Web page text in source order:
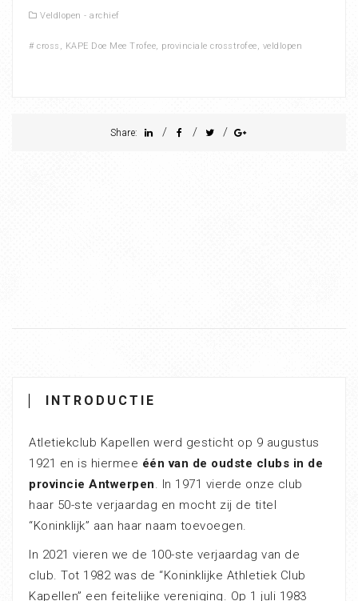
Veldlopen - archief
# cross , KAPE Doe Mee Trofee, provinciale crosstrofee, veldlopen
Share: / / /
INTRODUCTIE
Atletiekclub Kapellen werd gesticht op 9 augustus
1921 en is hiermee één van de oudste clubs in de
provincie Antwerpen. In 1971 vierde onze club
haar 50-ste verjaardag en mocht zij de titel
“Koninklijk” aan haar naam toevoegen.
In 2021 vieren we de 100-ste verjaardag van de
club. Tot 1982 was de “Koninklijke Athletiek Club
Kapellen” een feitelijke vereniging. Op 1 juli 1983